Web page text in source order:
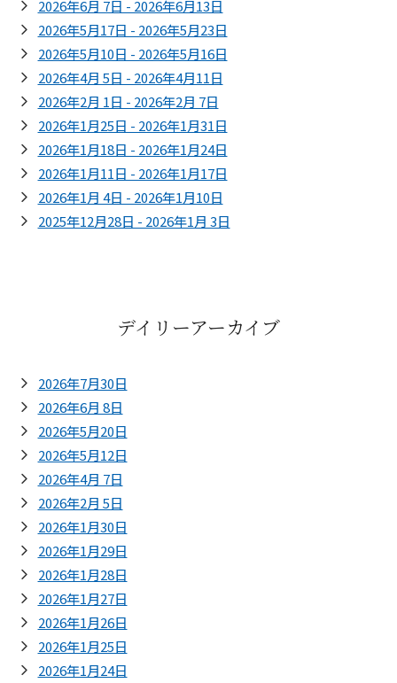
2026年6月 7日 - 2026年6月13日
2026年5月17日 - 2026年5月23日
2026年5月10日 - 2026年5月16日
2026年4月 5日 - 2026年4月11日
2026年2月 1日 - 2026年2月 7日
2026年1月25日 - 2026年1月31日
2026年1月18日 - 2026年1月24日
2026年1月11日 - 2026年1月17日
2026年1月 4日 - 2026年1月10日
2025年12月28日 - 2026年1月 3日
デイリーアーカイブ
2026年7月30日
2026年6月 8日
2026年5月20日
2026年5月12日
2026年4月 7日
2026年2月 5日
2026年1月30日
2026年1月29日
2026年1月28日
2026年1月27日
2026年1月26日
2026年1月25日
2026年1月24日